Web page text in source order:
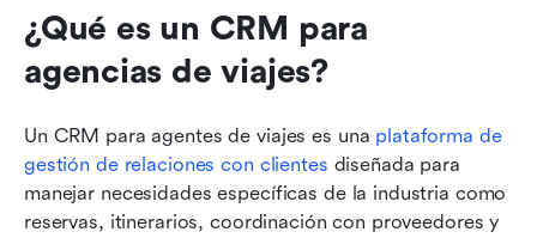
¿Qué es un CRM para
agencias de viajes?
Un CRM para agentes de viajes es una plataforma de
gestión de relaciones con clientes diseñada para
manejar necesidades específicas de la industria como
reservas, itinerarios, coordinación con proveedores y